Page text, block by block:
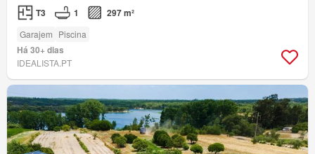
T3 1 297 m²
Garajem Piscina
Há 30+ dias
IDEALISTA.PT